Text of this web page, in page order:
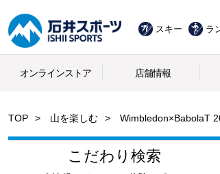
スキー ラ
オンラインストア 店舗情報
TOP 山を楽しむ Wimbledon×BabolaT
こだわり検索